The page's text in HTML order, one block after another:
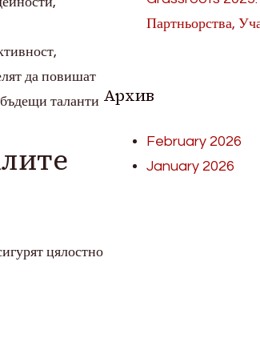
да повишат
таланти
цялостно
Партньорства,
Архив
February 2026
January 2026